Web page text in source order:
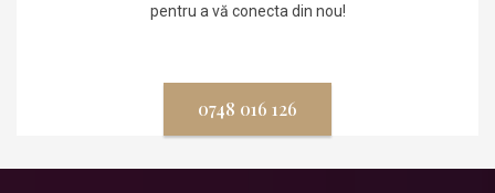
pentru a vă conecta din nou!
0748 016 126